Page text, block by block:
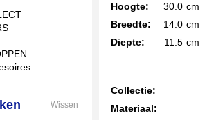
Hoogte: 30.0 cm
Breedte:
14.0 cm
Diepte:
11.5 cm
Collectie:
Materiaal:
Wissen